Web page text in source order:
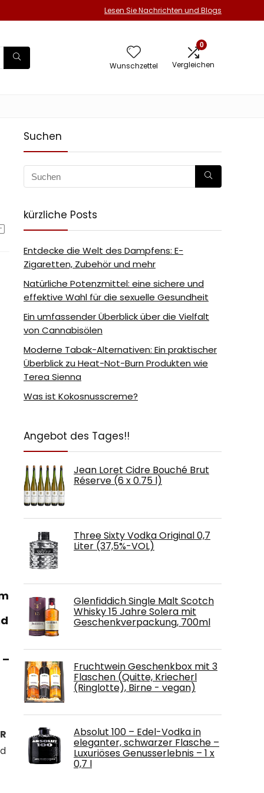
Lesen Sie Nachrichten und Blogs
Wunschzettel
0
Vergleichen
–
Suchen
kürzliche Posts
Entdecke die Welt des Dampfens: E-
Zigaretten, Zubehör und mehr
Natürliche Potenzmittel: eine sichere und
effektive Wahl für die sexuelle Gesundheit
Ein umfassender Überblick über die Vielfalt
von Cannabisölen
Moderne Tabak-Alternativen: Ein praktischer
Überblick zu Heat-Not-Burn Produkten wie
Terea Sienna
Was ist Kokosnusscreme?
Angebot des Tages!!
Jean Loret Cidre Bouché Brut
Réserve (6 x 0.75 l)
Three Sixty Vodka Original 0,7
Liter (37,5%-VOL)
Glenfiddich Single Malt Scotch
Whisky 15 Jahre Solera mit
Geschenkverpackung, 700ml
Fruchtwein Geschenkbox mit 3
Flaschen (Quitte, Kriecherl
(Ringlotte), Birne - vegan)
Absolut 100 – Edel-Vodka in
eleganter, schwarzer Flasche –
Luxuriöses Genusserlebnis – 1 x
0,7 l